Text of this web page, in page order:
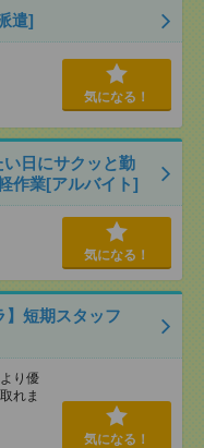
遣]
気になる！
い日にサクッと勤
作業[アルバイト]
気になる！
】短期スタッフ
り優
れま
気になる！